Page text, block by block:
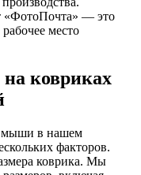
«ФотоПочта» — это
место
ковриках
мыши в нашем
факторов.
коврика. Мы